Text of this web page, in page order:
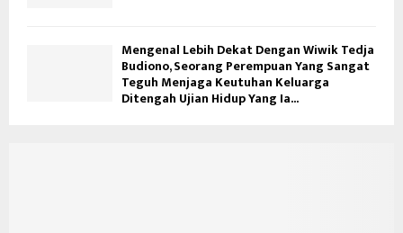
Mengenal Lebih Dekat Dengan Wiwik Tedja
Budiono, Seorang Perempuan Yang Sangat
Teguh Menjaga Keutuhan Keluarga
Ditengah Ujian Hidup Yang Ia...